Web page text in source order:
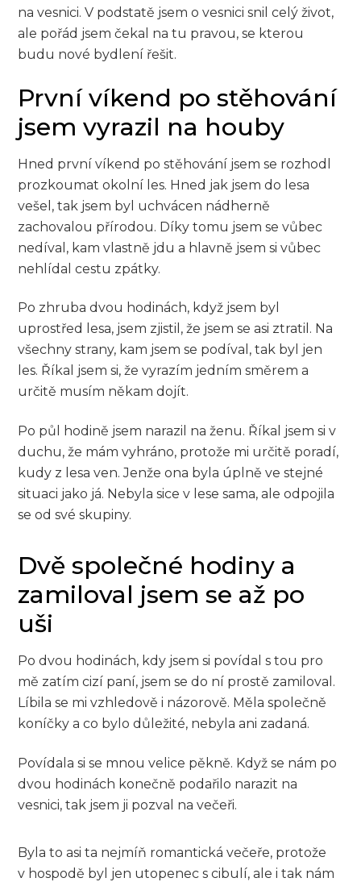
na vesnici. V podstatě jsem o vesnici snil celý život,
ale pořád jsem čekal na tu pravou, se kterou
budu nové bydlení řešit.
První víkend po stěhování
jsem vyrazil na houby
Hned první víkend po stěhování jsem se rozhodl
prozkoumat okolní les. Hned jak jsem do lesa
vešel, tak jsem byl uchvácen nádherně
zachovalou přírodou. Díky tomu jsem se vůbec
nedíval, kam vlastně jdu a hlavně jsem si vůbec
nehlídal cestu zpátky.
Po zhruba dvou hodinách, když jsem byl
uprostřed lesa, jsem zjistil, že jsem se asi ztratil. Na
všechny strany, kam jsem se podíval, tak byl jen
les. Říkal jsem si, že vyrazím jedním směrem a
určitě musím někam dojít.
Po půl hodině jsem narazil na ženu. Říkal jsem si v
duchu, že mám vyhráno, protože mi určitě poradí,
kudy z lesa ven. Jenže ona byla úplně ve stejné
situaci jako já. Nebyla sice v lese sama, ale odpojila
se od své skupiny.
Dvě společné hodiny a
zamiloval jsem se až po
uši
Po dvou hodinách, kdy jsem si povídal s tou pro
mě zatím cizí paní, jsem se do ní prostě zamiloval.
Líbila se mi vzhledově i názorově. Měla společně
koníčky a co bylo důležité, nebyla ani zadaná.
Povídala si se mnou velice pěkně. Když se nám po
dvou hodinách konečně podařilo narazit na
vesnici, tak jsem ji pozval na večeři.
Byla to asi ta nejmíň romantická večeře, protože
v hospodě byl jen utopenec s cibulí, ale i tak nám